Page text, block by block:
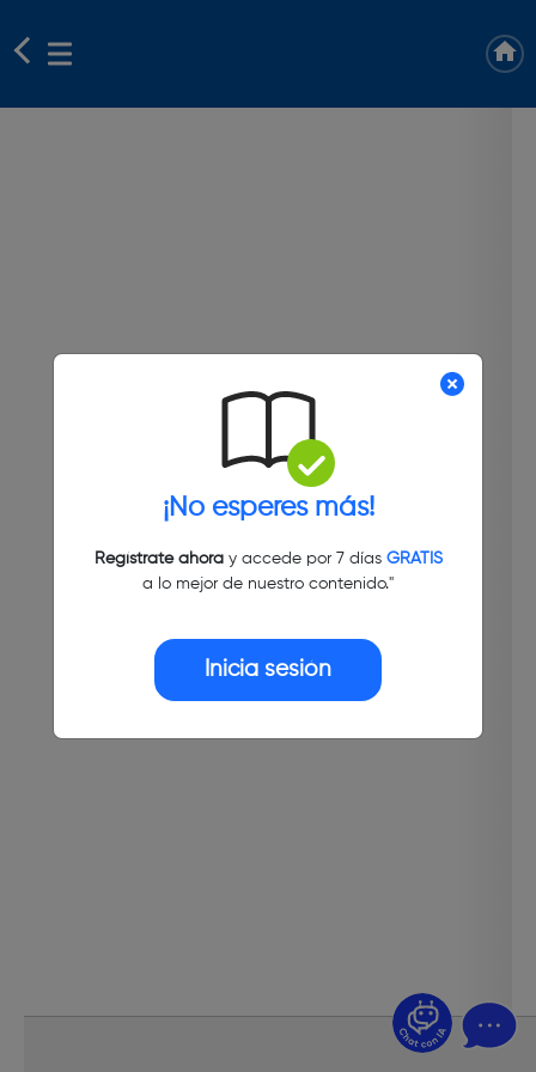
¡No esperes más!
Regístrate ahoray accede por 7 días GRATIS
a lo mejor de nuestro contenido."
Inicia sesión